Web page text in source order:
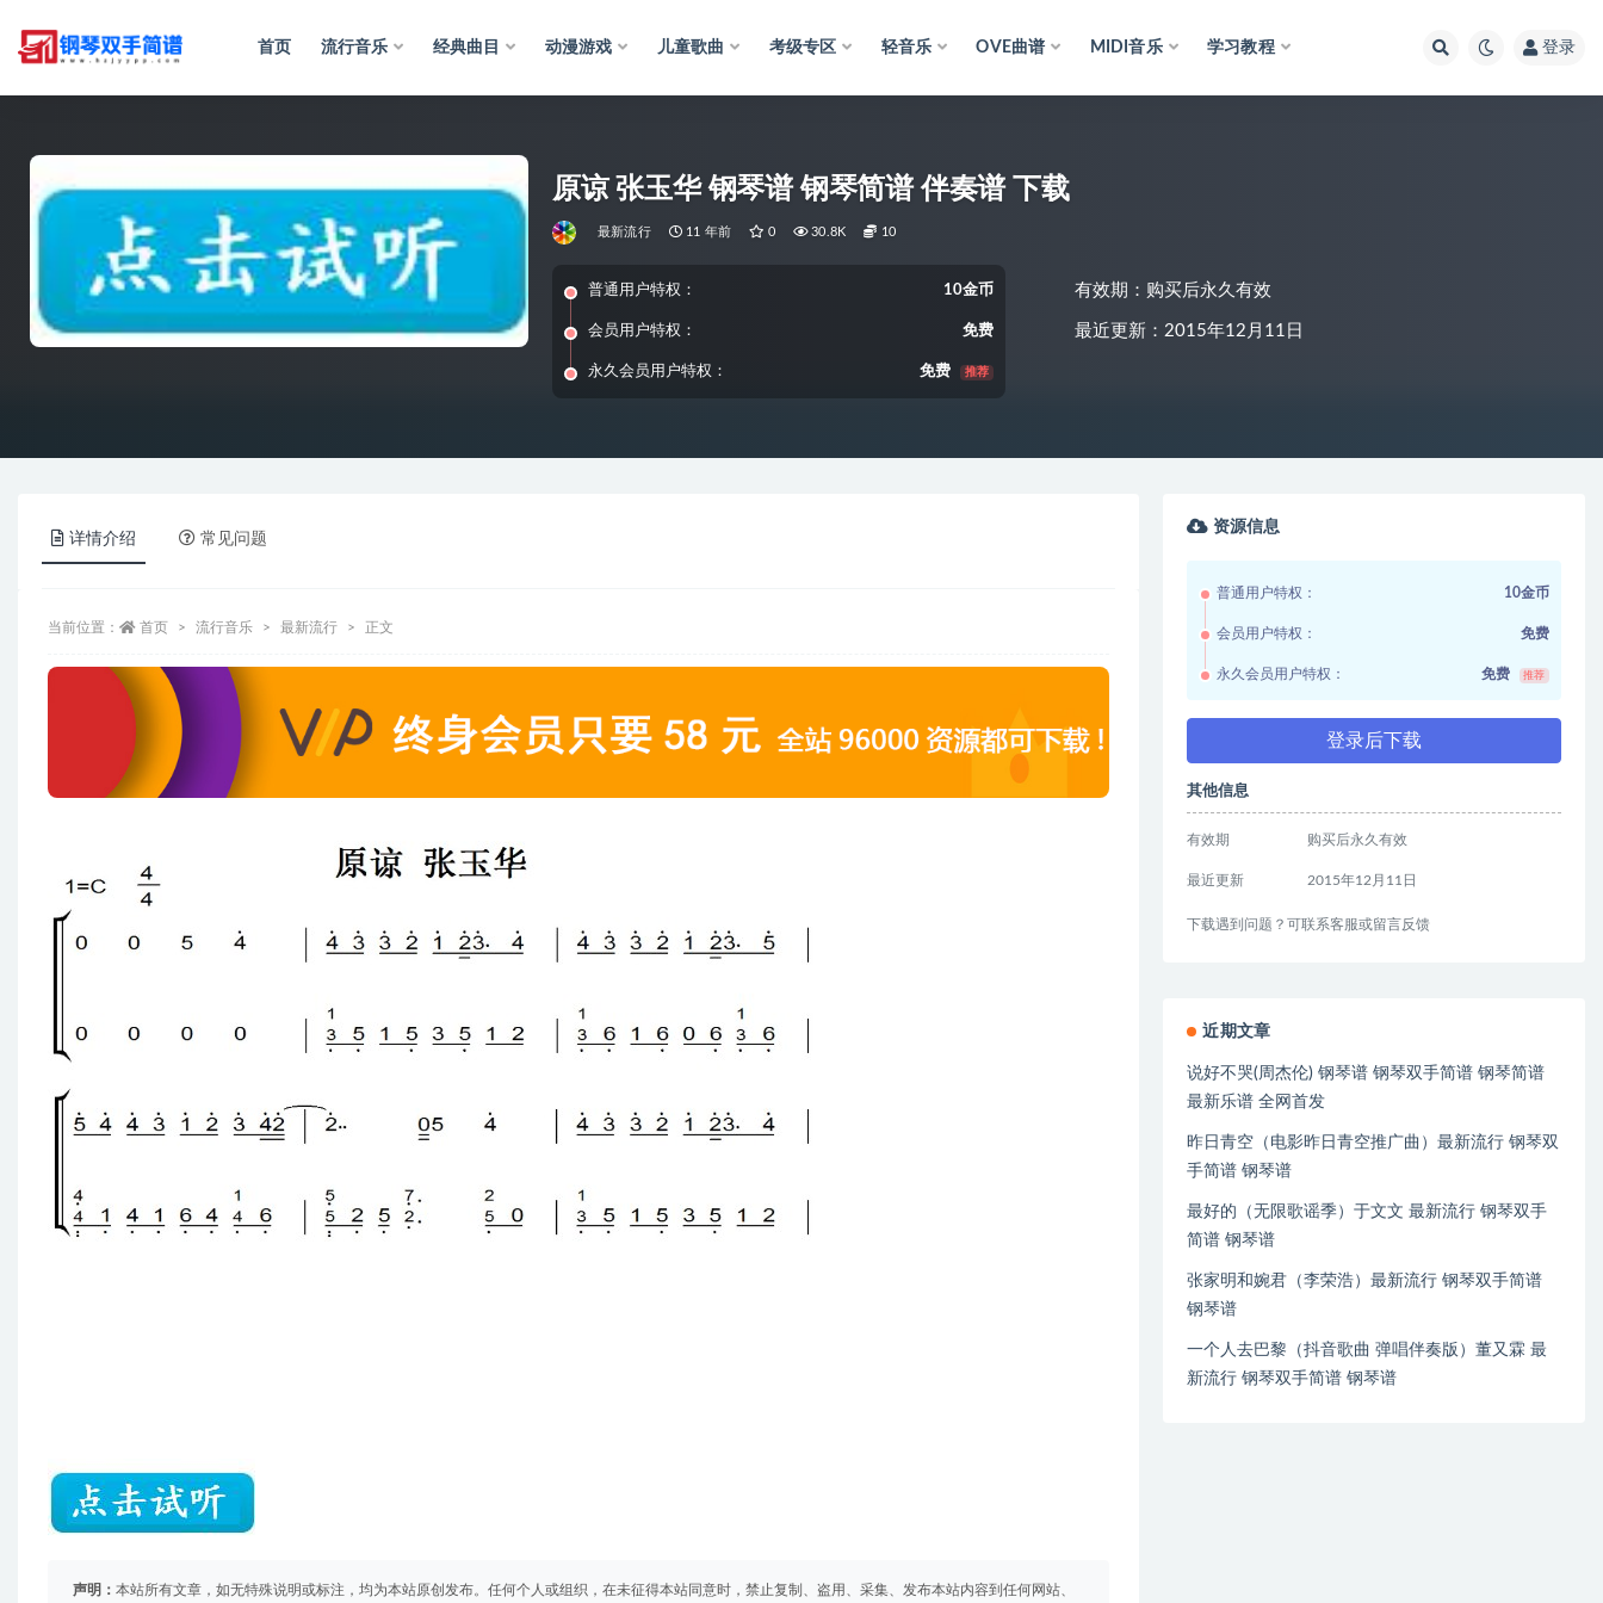
首页 流行音乐 经典曲目 动漫游戏 儿童歌曲 考级专区 轻音乐 OVE曲谱 MIDI音乐 学习教程 登录
原谅 张玉华 钢琴谱 钢琴简谱 伴奏谱 下载
最新流行 11 年前 0 30.8K 10
普通用户特权： 10金币
会员用户特权： 免费
永久会员用户特权： 免费 推荐
有效期：购买后永久有效
最近更新：2015年12月11日
详情介绍 常见问题
当前位置： 首页 流行音乐 最新流行 正文
声明： 本站所有文章，如无特殊说明或标注，均为本站原创发布。任何个人或组织，在未征得本站同意时，禁止复制、盗用、采集、发布本站内容到任何网站、
资源信息
普通用户特权： 10金币
会员用户特权： 免费
永久会员用户特权： 免费 推荐
登录后下载
其他信息
有效期 购买后永久有效
最近更新 2015年12月11日
下载遇到问题？可联系客服或留言反馈
近期文章
说好不哭(周杰伦) 钢琴谱 钢琴双手简谱 钢琴简谱
最新乐谱 全网首发
昨日青空（电影昨日青空推广曲）最新流行 钢琴双
手简谱 钢琴谱
最好的（无限歌谣季）于文文 最新流行 钢琴双手
简谱 钢琴谱
张家明和婉君（李荣浩）最新流行 钢琴双手简谱
钢琴谱
一个人去巴黎（抖音歌曲 弹唱伴奏版）董又霖 最
新流行 钢琴双手简谱 钢琴谱